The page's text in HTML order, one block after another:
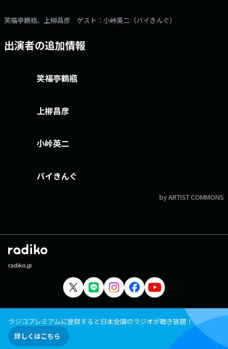
笑福亭鶴瓶、上柳昌彦 ゲスト：小峠英二（バイきんぐ）
出演者の追加情報
笑福亭鶴瓶
上柳昌彦
小峠英二
バイきんぐ
by ARTIST COMMONS
radiko.jp
ラジコプレミアムに登録すると日本全国のラジオが聴き放題！
詳しくはこちら